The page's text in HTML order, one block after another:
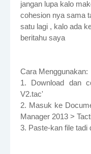
jangan lupa kalo
cohesion nya sama
satu lagi , kalo ada
beritahu saya
Cara Menggunakan:
1. Download dan
V2.tac'
2. Masuk ke
Manager 2013 >
3. Paste-kan file tadi